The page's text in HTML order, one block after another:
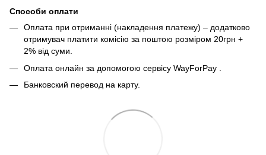
Способи оплати
Оплата при отриманні (накладення платежу) – додатково
отримувач платити комісію за поштою розміром 20грн +
2% від суми.
Оплата онлайн за допомогою сервісу WayForPay
Банковский перевод на карту.